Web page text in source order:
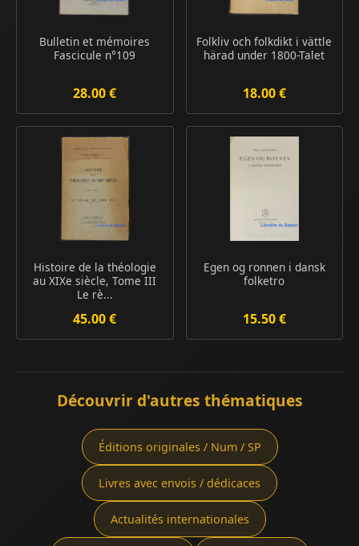
Bulletin et mémoires
Fascicule n°109
28.00 €
Folkliv och folkdikt i vättle
härad under 1800-Talet
18.00 €
Histoire de la théologie
au XIXe siècle, Tome III
Le rè...
45.00 €
Egen og ronnen i dansk
folketro
15.50 €
Découvrir d'autres thématiques
Éditions originales / Num / SP
Livres avec envois / dédicaces
Actualités internationales